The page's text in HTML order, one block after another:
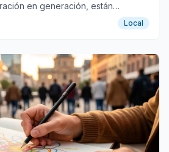
en generación, están
el avance de los smartphones y la
Local